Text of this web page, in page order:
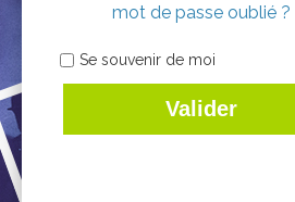
mot de passe oublié ?
Se souvenir de moi